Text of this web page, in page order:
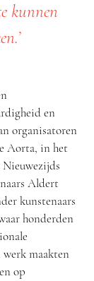
kunnen
en
organisatoren
Aorta, in het
Aldert
kunstenaars
honderden
werk maakten
op